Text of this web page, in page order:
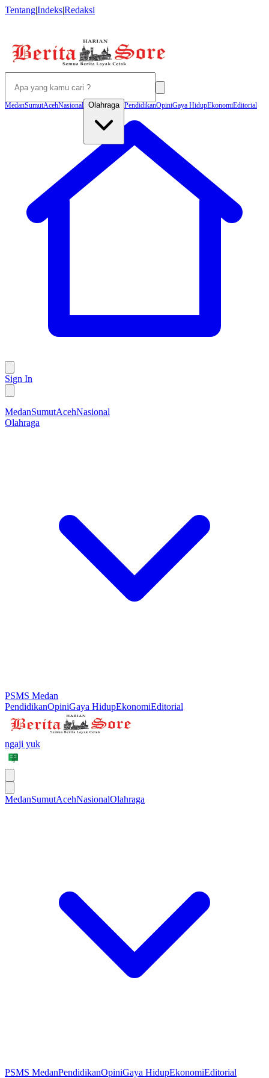
Tentang|Indeks|Redaksi
MedanSumutAcehNasional Olahraga PendidikanOpiniGaya HidupEkonomiEditorial
Sign In
MedanSumutAcehNasional
Olahraga
PSMS Medan
PendidikanOpiniGaya HidupEkonomiEditorial
ngaji yuk
MedanSumutAcehNasionalOlahraga
PSMS MedanPendidikanOpiniGaya HidupEkonomiEditorial